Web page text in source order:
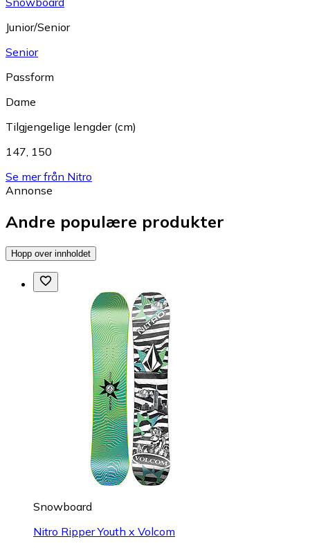
Junior/Senior
Senior
Passform
Dame
Tilgjengelige lengder (cm)
147 150
Se mer från Nitro
Annonse
Andre populære produkter
Hopp over innholdet
Snowboard
Nitro Ripper Youth x Volcom